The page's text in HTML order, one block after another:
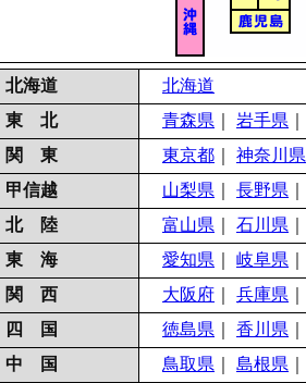
北海道
北海道
東 北
青森県 岩手県
関 東
東京都 神奈川県
甲信越
山梨県 長野県
北 陸
富山県 石川県
東 海
愛知県 岐阜県
関 西
大阪府 兵庫県
四 国
徳島県 香川県
中 国
鳥取県 島根県